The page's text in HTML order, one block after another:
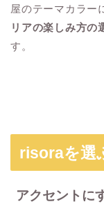
屋のテーマカラー
リアの楽しみ方の
す。
risoraを選
アクセントに